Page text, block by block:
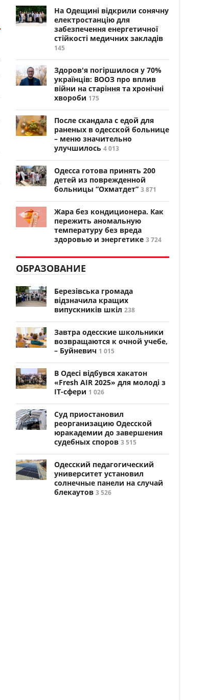
На Одещині відкрили сонячну
електростанцію для
забезпечення енергетичної
стійкості медичних закладів
145
Здоров'я погіршилося у 70%
українців: ВООЗ про вплив
війни на старіння та хронічні
хвороби 175
После скандала с едой для
раненых в одесской больнице
– меню значительно
улучшилось 4 013
Одесса готова принять 200
детей из поврежденной
больницы “Охматдет” 3 871
Жара без кондиционера. Как
пережить аномальную
температуру без вреда
здоровью и энергетике 3 724
ОБРАЗОВАНИЕ
Березівська громада
відзначила кращих
випускників шкіл 238
Завтра одесские школьники
возвращаются к очной учебе,
– Буйневич 1 015
В Одесі відбувся хакатон
«Fresh AIR 2025» для молоді з
ІТ-сфери 1 026
Суд приостановил
реорганизацию Одесской
юракадемии до завершения
судебных споров 3 515
Одесский педагогический
университет установил
солнечные панели на случай
блекаутов 3 526